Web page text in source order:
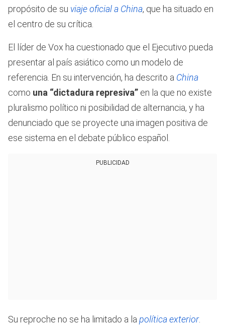
propósito de su viaje oficial a China, que ha situado en
el centro de su crítica.
El líder de Vox ha cuestionado que el Ejecutivo pueda
presentar al país asiático como un modelo de
referencia. En su intervención, ha descrito a China
como una “dictadura represiva” en la que no existe
pluralismo político ni posibilidad de alternancia, y ha
denunciado que se proyecte una imagen positiva de
ese sistema en el debate público español.
PUBLICIDAD
Su reproche no se ha limitado a la política exterior.